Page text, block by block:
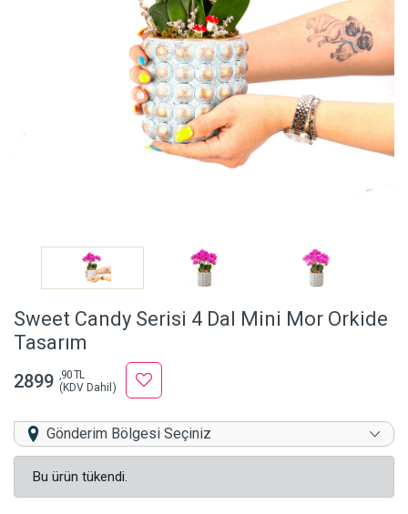
Sweet Candy Serisi 4 Dal Mini Mor Orkide
Tasarım
2899 ,90 TL
(KDV Dahil)
Gönderim Bölgesi Seçiniz
Bu ürün tükendi.